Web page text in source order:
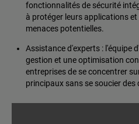
fonctionnalités de sécurité
à protéger leurs applications
menaces potentielles.
Assistance d'experts : l'équipe
gestion et une optimisation
entreprises de se concentrer
principaux sans se soucier des